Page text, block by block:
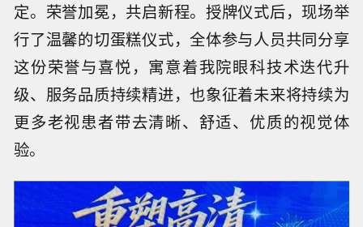
定。荣誉加冕，共启新程。授牌仪式后，现场举
行了温馨的切蛋糕仪式，全体参与人员共同分享
这份荣誉与喜悦，寓意着我院眼科技术迭代升
级、服务品质持续精进，也象征着未来将持续为
更多老视患者带去清晰、舒适、优质的视觉体
验。